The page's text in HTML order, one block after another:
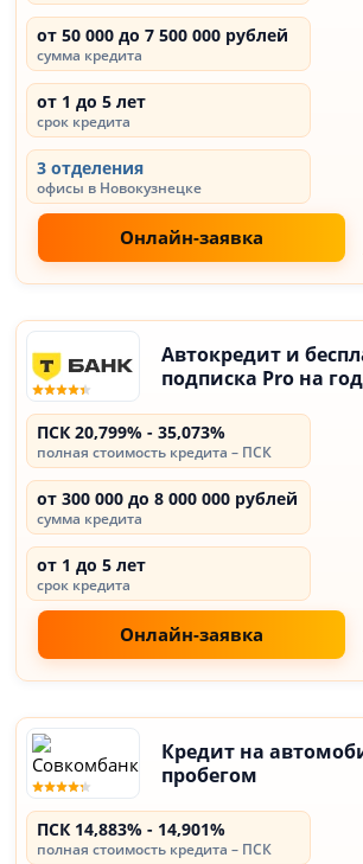
от 50 000 до 7 500 000 рублей
сумма кредита
от 1 до 5 лет
срок кредита
3 отделения
офисы в Новокузнецке
Онлайн-заявка
Автокредит и
подписка Pro на год
ПСК 20,799% - 35,073%
полная стоимость кредита – ПСК
от 300 000 до 8 000 000 рублей
сумма кредита
от 1 до 5 лет
срок кредита
Онлайн-заявка
Кредит на
пробегом
ПСК 14,883% - 14,901%
полная стоимость кредита – ПСК